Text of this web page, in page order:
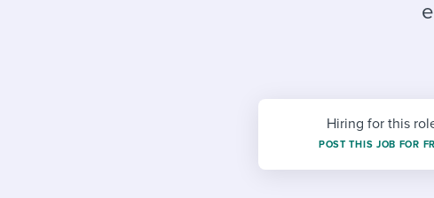
Hiring for this
POST THIS JOB FOR